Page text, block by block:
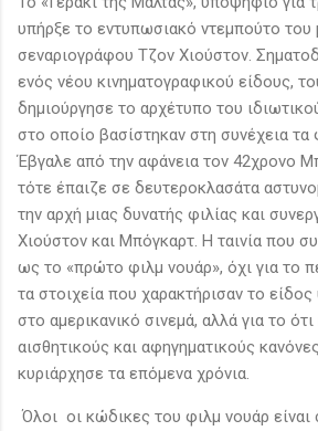
υπήρξε το εντυπωσιακό ντεμπούτο του
σεναριογράφου Τζον Χιούστον.
ενός νέου κινηματογραφικού είδους,
δημιούργησε το αρχέτυπο του
στο οποίο βασίστηκαν στη συνέχεια τα
Έβγαλε από την αφάνεια τον 42χρονο
τότε έπαιζε σε δευτεροκλασάτα
την αρχή μιας δυνατής φιλίας και
Χιούστον και Μπόγκαρτ. Η ταινία που
ως το «πρώτο φιλμ νουάρ», όχι για το
τα στοιχεία που χαρακτήρισαν το
στο αμερικανικό σινεμά, αλλά για το
αισθητικούς και αφηγηματικούς
κυριάρχησε τα επόμενα χρόνια.
Όλοι οι κώδικες του φιλμ νουάρ είναι